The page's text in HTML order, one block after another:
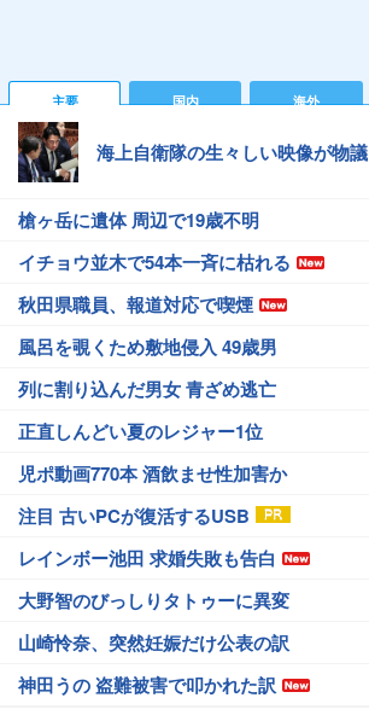
主要 国内 海外
海上自衛隊の生々しい映像が物議
槍ヶ岳に遺体 周辺で19歳不明
イチョウ並木で54本一斉に枯れる
秋田県職員、報道対応で喫煙
風呂を覗くため敷地侵入 49歳男
列に割り込んだ男女 青ざめ逃亡
正直しんどい夏のレジャー1位
児ポ動画770本 酒飲ませ性加害か
注目 古いPCが復活するUSB
レインボー池田 求婚失敗も告白
大野智のびっしりタトゥーに異変
山崎怜奈、突然妊娠だけ公表の訳
神田うの 盗難被害で叩かれた訳